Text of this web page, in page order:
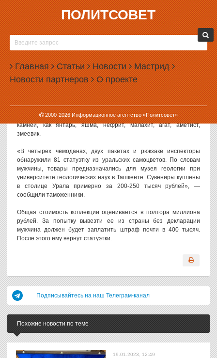
ПОЛИТСОВЕТ
Главная Статьи Новости Мастрид
Новости партнеров О проекте
2000-2026Информационное агентство «Политсовет»
21.04.2023, 10:17
ИЗ ЕКАТЕРИНБУРГА НЕ ДАЛИ ВЫВЕЗТИ
СТАТУЭТКИ ИЗ УРАЛЬСКИХ САМОЦВЕТОВ
В аэропорту Кольцово таможенники задержали пассажира,
который пытался вывезти в Узбекистан 81 статуэтку из уральских
самоцветов.
Как сообщили в пресс-службе Уральского таможенного
управления, в багаже у мужчины нашли статуэтки из таких
камней, как янтарь, яшма, нефрит, малахит, агат, аметист,
змеевик.
«В четырех чемоданах, двух пакетах и рюкзаке инспекторы
обнаружили 81 статуэтку из уральских самоцветов. По словам
мужчины, товары предназначались для музея геологии при
университете геологических наук в Ташкенте. Сувениры куплены
в столице Урала примерно за 200-250 тысяч рублей», —
сообщили таможенники.
Общая стоимость коллекции оценивается в полтора миллиона
рублей. За попытку вывезти ее из страны без декларации
мужчина должен будет заплатить штраф почти в 400 тысяч.
После этого ему вернут статуэтки.
Подписывайтесь на наш Телеграм-канал
Похожие новости по теме
19.01.2023, 12:49